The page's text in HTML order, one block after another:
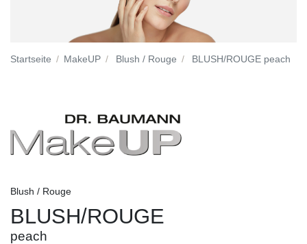
Startseite MakeUP Blush / Rouge BLUSH/ROUGE peach
Blush / Rouge
BLUSH/ROUGE
peach